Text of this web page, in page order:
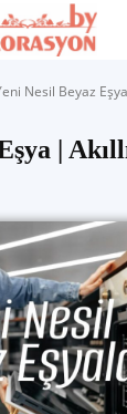
Nesil Beyaz
|